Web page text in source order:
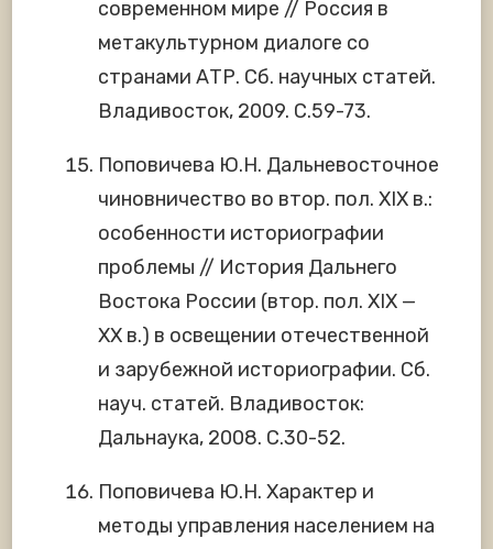
современном мире // Россия в
метакультурном диалоге со
странами АТР. Сб. научных статей.
Владивосток, 2009. С.59-73.
Поповичева Ю.Н. Дальневосточное
чиновничество во втор. пол. XIX в.:
особенности историографии
проблемы // История Дальнего
Востока России (втор. пол. XIX —
XX в.) в освещении отечественной
и зарубежной историографии. Сб.
науч. статей. Владивосток:
Дальнаука, 2008. С.30-52.
Поповичева Ю.Н. Характер и
методы управления населением на